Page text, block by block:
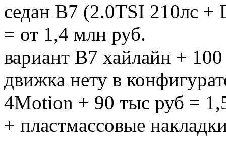
седан B7 (2.0TSI 210лс +
= от 1,4 млн руб.
вариант B7 хайлайн +
движка нету в
4Motion + 90 тыс руб =
+ пластмассовые